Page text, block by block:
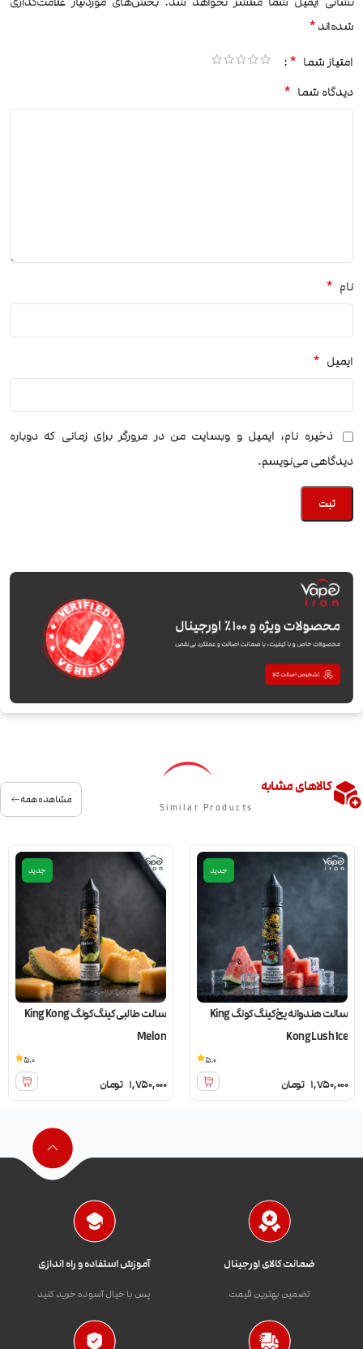
شده‌اند*
امتیاز شما *
دیدگاه شما *
نام *
ایمیل *
ذخیره نام، ایمیل و وبسایت من در مرورگر برای زمانی که دوباره
دیدگاهی می‌نویسم.
کالاهای مشابه
Similar Products
مشاهده همه
جدید
سالت هندوانه یخ کینگ کونگ King
Kong Lush Ice
1,750,000 تومان
5.0
جدید
سالت طالبی کینگ کونگ King Kong
Melon
1,750,000 تومان
5.0
ضمانت کالای اورجینال
تضمین بهترین قیمت
آموزش استفاده و راه اندازی
پس با خیال آسوده خرید کنید